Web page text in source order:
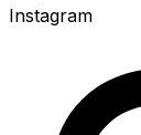
Instagram